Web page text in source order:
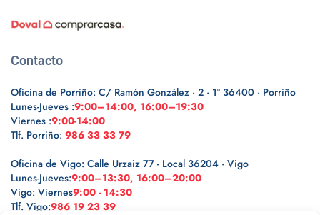
Contacto
Oficina de Porriño: C/ Ramón González · 2 · 1º 36400 · Porriño
Lunes-Jueves :9:00–14:00, 16:00–19:30
Viernes :9:00-14:00
Tlf. Porriño: 986 33 33 79
Oficina de Vigo: Calle Urzaiz 77 - Local 36204 · Vigo
Lunes-Jueves:9:00–13:30, 16:00–20:00
Vigo: Viernes9:00 - 14:30
Tlf. Vigo:986 19 23 39